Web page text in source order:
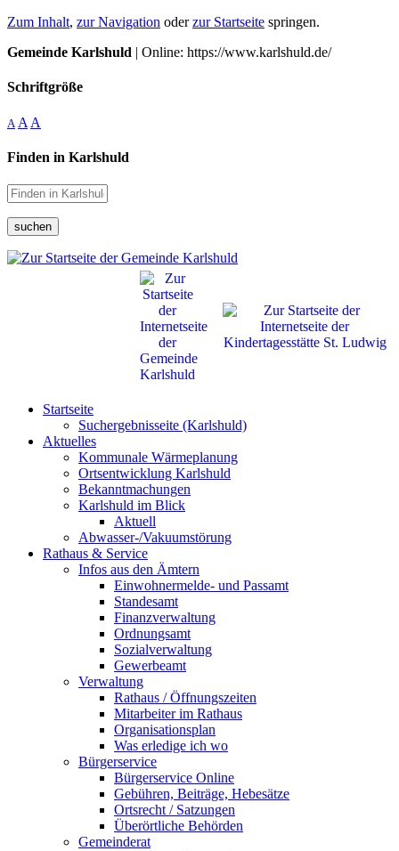
Zum Inhalt, zur Navigation oderzur Startseite springen.
Gemeinde Karlshuld | Online: https://www.karlshuld.de/
Schriftgröße
A A A
Finden in Karlshuld
suchen
Startseite
Suchergebnisseite (Karlshuld)
Aktuelles
Kommunale Wärmeplanung
Ortsentwicklung Karlshuld
Bekanntmachungen
Karlshuld im Blick
Aktuell
Abwasser-/Vakuumstörung
Rathaus & Service
Infos aus den Ämtern
Einwohnermelde- und Passamt
Standesamt
Finanzverwaltung
Ordnungsamt
Sozialverwaltung
Gewerbeamt
Verwaltung
Rathaus / Öffnungszeiten
Mitarbeiter im Rathaus
Organisationsplan
Was erledige ich wo
Bürgerservice
Bürgerservice Online
Gebühren, Beiträge, Hebesätze
Ortsrecht / Satzungen
Überörtliche Behörden
Gemeinderat